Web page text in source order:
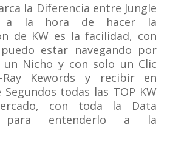
la Diferencia entre Jungle
a la hora de hacer la
de KW es la facilidad, con
estar navegando por
un Nicho y con solo un Clic
Kewords y recibir en
todas las TOP KW
con toda la Data
para entenderlo a la